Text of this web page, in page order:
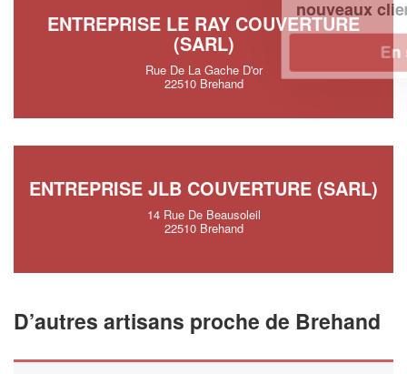
ENTREPRISE LE RAY COUVERTURE
(SARL)
Rue De La Gache D'or
22510 Brehand
ENTREPRISE JLB COUVERTURE (SARL)
14 Rue De Beausoleil
22510 Brehand
D’autres artisans proche de Brehand
En savoir plus